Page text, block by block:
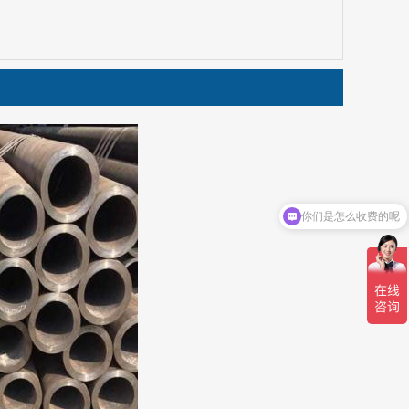
你们是怎么收费的呢
现在有优惠活动吗